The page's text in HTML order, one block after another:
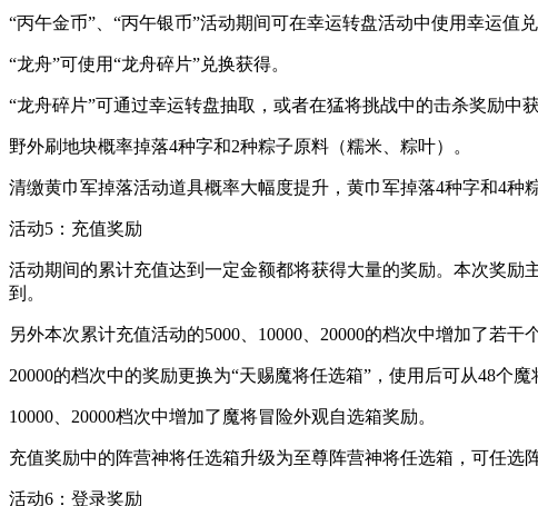
“丙午金币”、“丙午银币”活动期间可在幸运转盘活动中使用幸运值兑
“龙舟”可使用“龙舟碎片”兑换获得。
“龙舟碎片”可通过幸运转盘抽取，或者在猛将挑战中的击杀奖励中获
野外刷地块概率掉落4种字和2种粽子原料（糯米、粽叶）。
清缴黄巾军掉落活动道具概率大幅度提升，黄巾军掉落4种字和4种
活动5：充值奖励
活动期间的累计充值达到一定金额都将获得大量的奖励。本次奖励
到。
另外本次累计充值活动的5000、10000、20000的档次中增加了若干
20000的档次中的奖励更换为“天赐魔将任选箱”，使用后可从48个魔
10000、20000档次中增加了魔将冒险外观自选箱奖励。
充值奖励中的阵营神将任选箱升级为至尊阵营神将任选箱，可任选
活动6：登录奖励